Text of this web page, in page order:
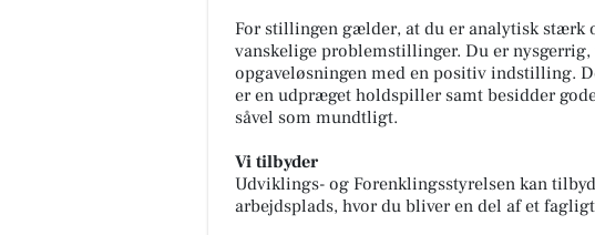
For stillingen gælder, at du er analytisk stærk
vanskelige problemstillinger. Du er
opgaveløsningen med en positiv indstilling.
er en udpræget holdspiller samt besidder
såvel som mundtligt.
Vi tilbyder
Udviklings- og Forenklingsstyrelsen kan
arbejdsplads, hvor du bliver en del af et